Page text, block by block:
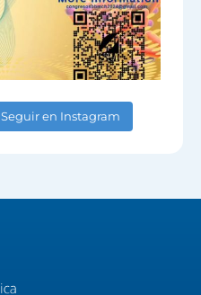
Seguir en Instagram